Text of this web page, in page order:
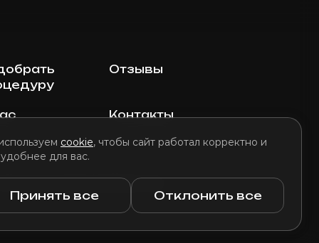
cookie, чтобы сайт работал корректно и
для вас.
Принять все Отклонить все
Отзывы
Контакты
использования файлов cookie